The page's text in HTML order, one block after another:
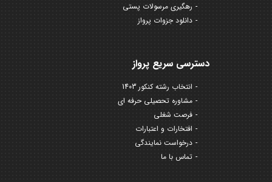
رهگیری مرسولات پستی
دانلود جزوات پرواز
دسترسی سریع پرواز
انتخاب رشته کنکور 1403
مشاوره تحصیلی حرفه ای
فرصت شغلی
افتخارات و اعتبارات
درخواست نمایندگی
تماس با ما